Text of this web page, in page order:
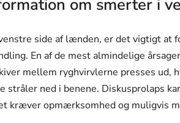
om smerter i
side af lænden, er det vigtigt at
En af de mest almindelige
mellem ryghvirvlerne presses
stråler ned i benene. Diskusprolaps
kræver opmærksomhed og muligvis